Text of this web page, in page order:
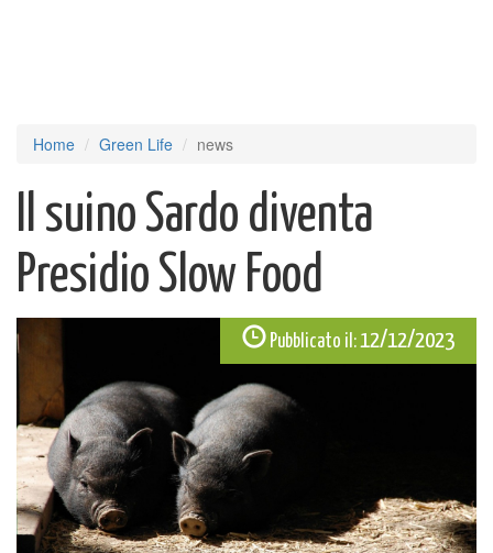
Home Green Life news
Il suino Sardo diventa
Presidio Slow Food
Pubblicato il:12/12/2023